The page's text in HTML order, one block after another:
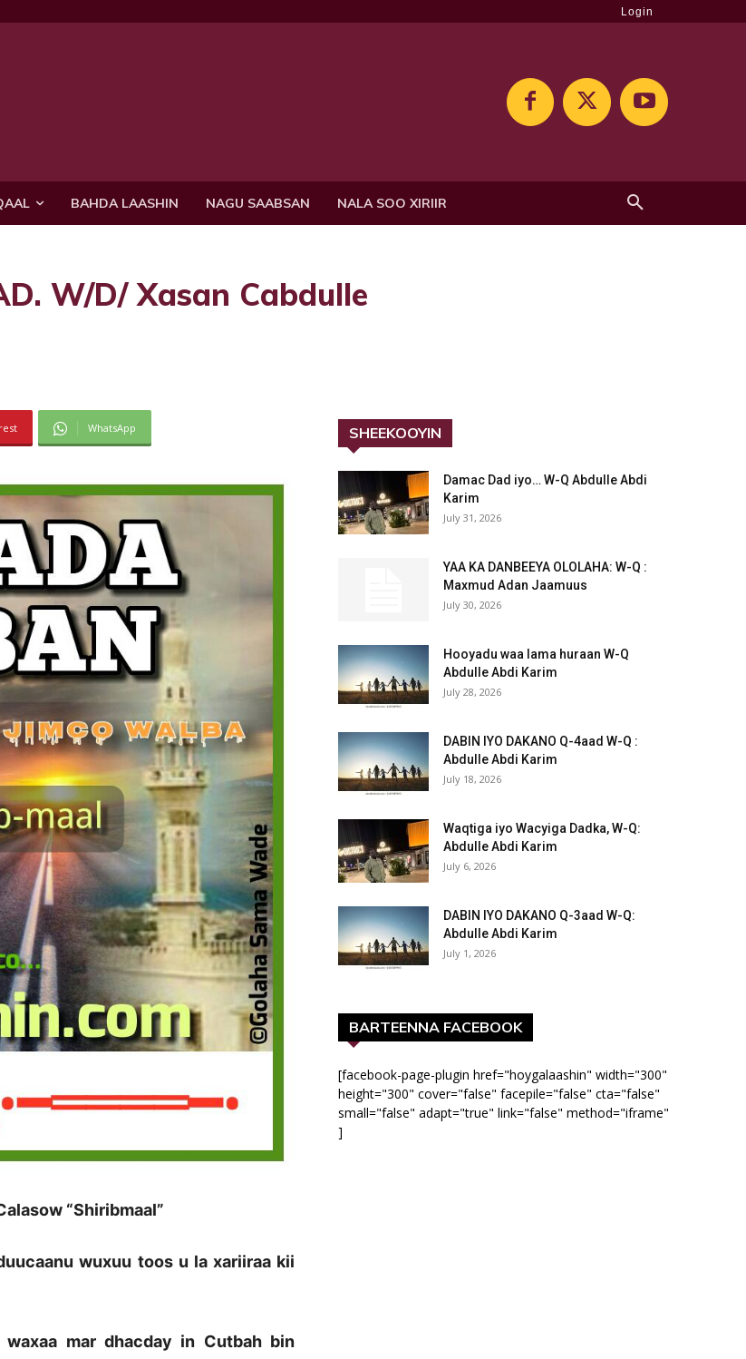
Login
BAHDA LAASHIN NAGU SAABSAN NALA SOO XIRIIR
W/D/ Xasan Cabdulle
WhatsApp
“Shiribmaal”
wuxuu toos u la xariiraa kii
mar dhacday in Cutbah bin
SHEEKOOYIN
Damac Dad iyo… W-Q Abdulle Abdi
Karim
July 31, 2026
YAA KA DANBEEYA OLOLAHA: W-Q :
Maxmud Adan Jaamuus
July 30, 2026
Hooyadu waa lama huraan W-Q
Abdulle Abdi Karim
July 28, 2026
DABIN IYO DAKANO Q-4aad W-Q :
Abdulle Abdi Karim
July 18, 2026
Waqtiga iyo Wacyiga Dadka, W-Q:
Abdulle Abdi Karim
July 6, 2026
DABIN IYO DAKANO Q-3aad W-Q:
Abdulle Abdi Karim
July 1, 2026
BARTEENNA FACEBOOK
[facebook-page-plugin href="hoygalaashin" width="300"
height="300" cover="false" facepile="false" cta="false"
small="false" adapt="true" link="false" method="iframe"
]